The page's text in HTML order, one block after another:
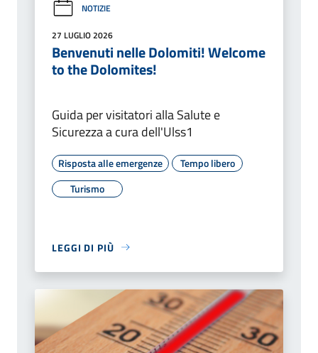
NOTIZIE
27 LUGLIO 2026
Benvenuti nelle Dolomiti! Welcome
to the Dolomites!
Guida per visitatori alla Salute e
Sicurezza a cura dell'Ulss1
Risposta alle emergenze
Tempo libero
Turismo
LEGGI DI PIÙ